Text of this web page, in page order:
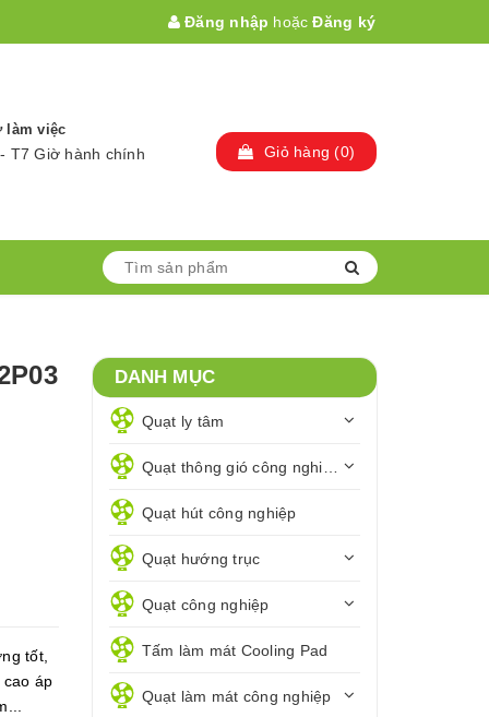
Đăng nhập hoặc Đăng ký
làm việc
T7 Giờ hành chính Giỏ hàng (0)
tốt,
cao áp
DANH MỤC
Quạt ly tâm
Quạt hút công nghiệp
Quạt hướng trục
Quạt công nghiệp
Tấm làm mát Cooling Pad
Quạt làm mát công nghiệp